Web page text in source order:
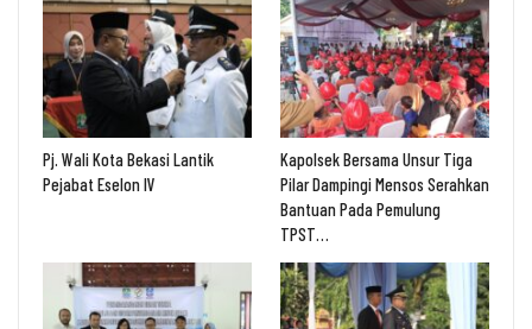
Pj. Wali Kota Bekasi Lantik
Pejabat Eselon IV
Kapolsek Bersama Unsur Tiga
Pilar Dampingi Mensos Serahkan
Bantuan Pada Pemulung
TPST…